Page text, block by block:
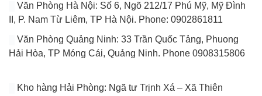
Văn Phòng Hà Nội: Số 6, Ngõ 212/17 Phú Mỹ, Mỹ Đình
II, P. Nam Từ Liêm, TP Hà Nội. Phone: 0902861811
Văn Phòng Quảng Ninh: 33 Trần Quốc Tảng, Phuong
Hải Hòa, TP Móng Cái, Quảng Ninh. Phone 0908315806
Kho hàng Hải Phòng: Ngã tư Trịnh Xá – Xã Thiên